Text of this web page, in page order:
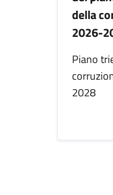
della
2026-
Piano
2028